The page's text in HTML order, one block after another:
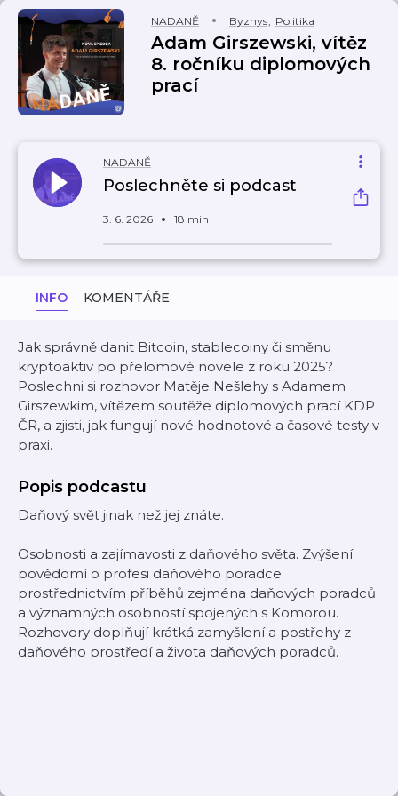
NADANĚ Byznys, Politika
Adam Girszewski, vítěz
8. ročníku diplomových
prací
NADANĚ
Poslechněte si podcast
3. 6. 2026 18 min
INFO KOMENTÁŘE
Jak správně danit Bitcoin, stablecoiny či směnu
kryptoaktiv po přelomové novele z roku 2025?
Poslechni si rozhovor Matěje Nešlehy s Adamem
Girszewkim, vítězem soutěže diplomových prací KDP
ČR, a zjisti, jak fungují nové hodnotové a časové testy v
praxi.
Popis podcastu
Daňový svět jinak než jej znáte.
Osobnosti a zajímavosti z daňového světa. Zvýšení
povědomí o profesi daňového poradce
prostřednictvím příběhů zejména daňových poradců
a významných osobností spojených s Komorou.
Rozhovory doplňují krátká zamyšlení a postřehy z
daňového prostředí a života daňových poradců.